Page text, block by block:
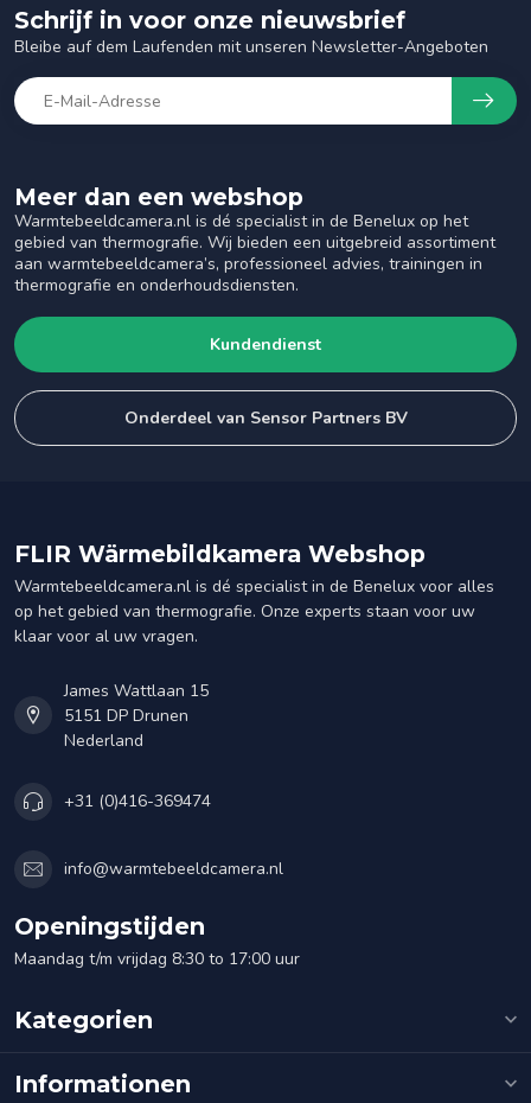
Meer dan een webshop
Warmtebeeldcamera.nl is dé specialist in de Benelux op het
gebied van thermografie. Wij bieden een uitgebreid assortiment
aan warmtebeeldcamera’s, professioneel advies, trainingen in
thermografie en onderhoudsdiensten.
Kundendienst
Onderdeel van Sensor Partners BV
Schrijf in voor onze nieuwsbrief
Bleibe auf dem Laufenden mit unseren Newsletter-Angeboten
FLIR Wärmebildkamera Webshop
Warmtebeeldcamera.nl is dé specialist in de Benelux voor alles
op het gebied van thermografie. Onze experts staan voor uw
klaar voor al uw vragen.
James Wattlaan 15
5151 DP Drunen
Nederland
+31 (0)416-369474
info@warmtebeeldcamera.nl
Openingstijden
Maandag t/m vrijdag 8:30 to 17:00 uur
Kategorien
Informationen